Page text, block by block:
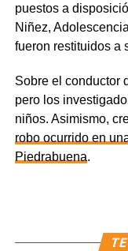
puestos a
Niñez,
fueron restituidos a
Sobre el conductor
pero los
niños. Asimismo,
robo ocurrido en
Piedrabuena.